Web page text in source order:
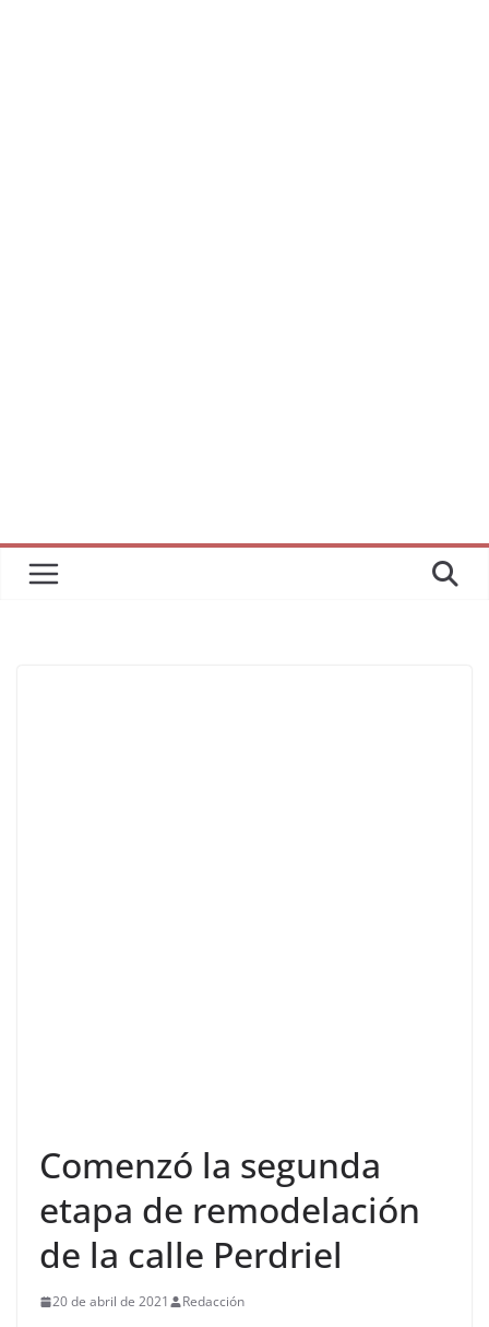
Comenzó la segunda
etapa de remodelación
de la calle Perdriel
20 de abril de 2021 Redacción